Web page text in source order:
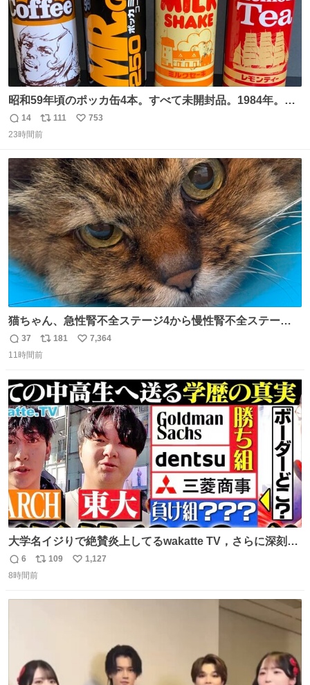
昭和59年頃のポッカ缶4本。すべて未開封品。1984年。P
マーク。昭和レトロ！
返
信
14
リ
ポ
ト
数
111
い
数
753
23時間前
猫ちゃん、急性腎不全ステージ4から慢性腎不全ステージ2
になりました😭点滴も週一で大丈夫になった… このままだ
と2、3日持たないって言われたのが嘘みたい…本当に嬉し
道泣きながら歩いてたら向こうから来た人にすごい顔され
た🫠
返
信
37
リ
ポ
ト
数
181
い
数
7,364
11時間前
大学名イジりで絶賛炎上してるwakatte TV，さらに深刻な
問題はこっちでは？ ・都内の特定企業に入るのを極度に推
奨し，それ以外の地域で堅実に生きるのを周縁化する ・恋
化する ・院生が研究環境を求め他大学に移るのを批判する
返
信
6
リ
ポ
109
い
1,127
8時間前